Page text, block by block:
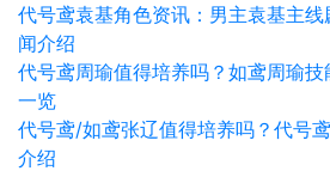
代号鸢袁基角色资讯：男主袁基主
闻介绍
代号鸢周瑜值得培养吗？如鸢周瑜
一览
代号鸢/如鸢张辽值得培养吗？代号
介绍